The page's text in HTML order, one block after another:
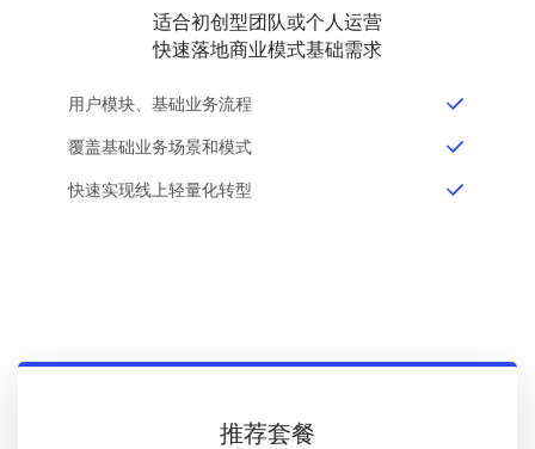
适合初创型团队或个人运营
快速落地商业模式基础需求
用户模块、基础业务流程
覆盖基础业务场景和模式
快速实现线上轻量化转型
推荐套餐